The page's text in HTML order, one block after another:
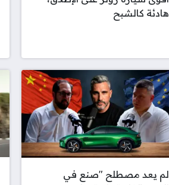
هادئة كالشبح
لم يعد مصطلح "صنع في